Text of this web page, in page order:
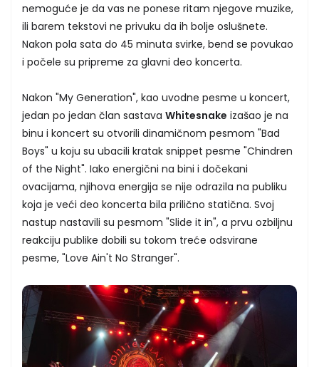
nemoguće je da vas ne ponese ritam njegove muzike,
ili barem tekstovi ne privuku da ih bolje oslušnete.
Nakon pola sata do 45 minuta svirke, bend se povukao
i počele su pripreme za glavni deo koncerta.
Nakon "My Generation", kao uvodne pesme u koncert,
jedan po jedan član sastava Whitesnake izašao je na
binu i koncert su otvorili dinamičnom pesmom "Bad
Boys" u koju su ubacili kratak snippet pesme "Chindren
of the Night". Iako energični na bini i dočekani
ovacijama, njihova energija se nije odrazila na publiku
koja je veći deo koncerta bila prilično statična. Svoj
nastup nastavili su pesmom "Slide it in", a prvu ozbiljnu
reakciju publike dobili su tokom treće odsvirane
pesme, "Love Ain't No Stranger".